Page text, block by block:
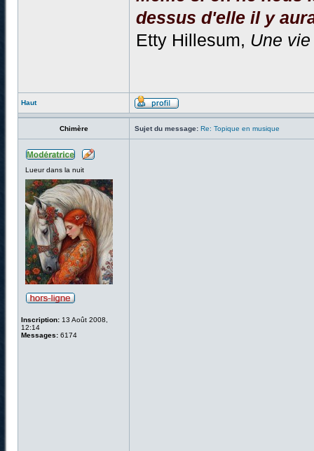
dessus d'elle il y
Etty Hillesum, Une
Haut
Chimère Sujet du message: Re: Topique en musique
Lueur dans la nuit
Inscription: 13 Août 2008,
12:14
Messages: 6174